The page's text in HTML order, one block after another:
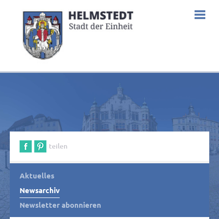
teilen
Aktuelles
Newsarchiv
Newsletter abonnieren